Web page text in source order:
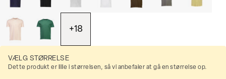
+18
VÆLG STØRRELSE
Dette produkt er lille i størrelsen, så vi anbefaler at gå en størrelse op.